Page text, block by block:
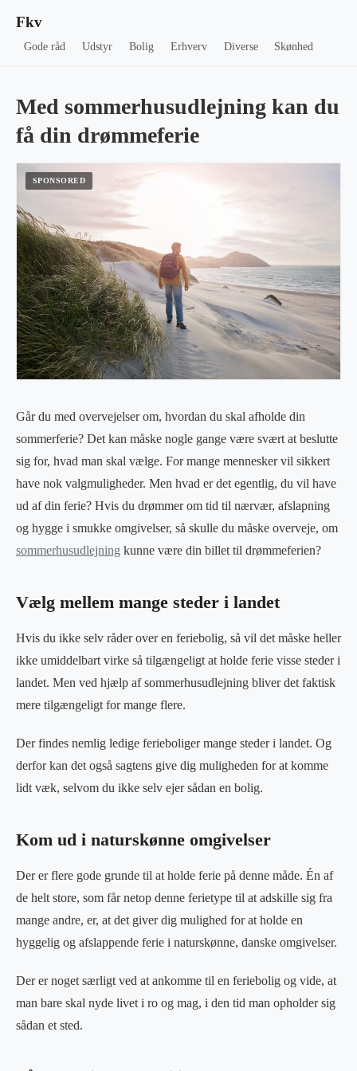
Fkv
Gode råd Udstyr Bolig Erhverv Diverse Skønhed
Med sommerhusudlejning kan du
få din drømmeferie
Går du med overvejelser om, hvordan du skal afholde din
sommerferie? Det kan måske nogle gange være svært at beslutte
sig for, hvad man skal vælge. For mange mennesker vil sikkert
have nok valgmuligheder. Men hvad er det egentlig, du vil have
ud af din ferie? Hvis du drømmer om tid til nærvær, afslapning
og hygge i smukke omgivelser, så skulle du måske overveje, om
sommerhusudlejning kunne være din billet til drømmeferien?
Vælg mellem mange steder i landet
Hvis du ikke selv råder over en feriebolig, så vil det måske heller
ikke umiddelbart virke så tilgængeligt at holde ferie visse steder i
landet. Men ved hjælp af sommerhusudlejning bliver det faktisk
mere tilgængeligt for mange flere.
Der findes nemlig ledige ferieboliger mange steder i landet. Og
derfor kan det også sagtens give dig muligheden for at komme
lidt væk, selvom du ikke selv ejer sådan en bolig.
Kom ud i naturskønne omgivelser
Der er flere gode grunde til at holde ferie på denne måde. Én af
de helt store, som får netop denne ferietype til at adskille sig fra
mange andre, er, at det giver dig mulighed for at holde en
hyggelig og afslappende ferie i naturskønne, danske omgivelser.
Der er noget særligt ved at ankomme til en feriebolig og vide, at
man bare skal nyde livet i ro og mag, i den tid man opholder sig
sådan et sted.